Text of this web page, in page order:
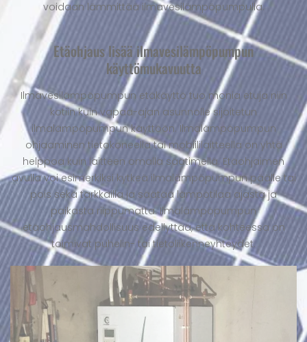
voidaan lämmittää ilmavesilämpöpumpulla.
Etäohjaus lisää ilmavesilämpöpumpun
käyttömukavuutta
Ilmavesilämpöpumpun etäkäyttö tuo monia etuja niin
kotiin kuin vapaa-ajan asunnolle sijoitetun
ilmalämpöpumpun käyttöön. Ilmalämpöpumpun
ohjaaminen tietokoneella tai mobiililaitteella on yhtä
helppoa kuin laitteen omalla säätimellä. Etäohjaimen
avulla voi esimerkiksi kytkeä ilmalämpöpumpun päälle tai
pois sekä tarkkailla ja säätää lämpötilaa ajasta ja
paikasta riippumatta. Ilmalämpöpumpun
etäohjausmahdollisuus edellyttää, että kohteessa on
toimivat puhelin- tai tietoliikenneyhteydet.